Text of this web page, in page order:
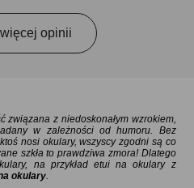
opinii
z niedoskonałym wzrokiem,
w zależności od humoru. Bez
nosi okulary, wszyscy zgodni są co
szkła to prawdziwa zmora! Dlatego
na przykład etui na okulary z
okulary